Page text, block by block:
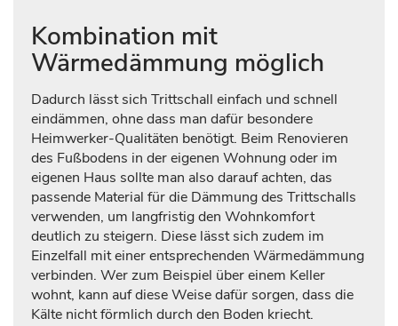
Kombination mit
Wärmedämmung möglich
Dadurch lässt sich Trittschall einfach und schnell
eindämmen, ohne dass man dafür besondere
Heimwerker-Qualitäten benötigt. Beim Renovieren
des Fußbodens in der eigenen Wohnung oder im
eigenen Haus sollte man also darauf achten, das
passende Material für die Dämmung des Trittschalls
verwenden, um langfristig den Wohnkomfort
deutlich zu steigern. Diese lässt sich zudem im
Einzelfall mit einer entsprechenden Wärmedämmung
verbinden. Wer zum Beispiel über einem Keller
wohnt, kann auf diese Weise dafür sorgen, dass die
Kälte nicht förmlich durch den Boden kriecht.